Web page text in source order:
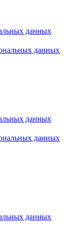
данных
данных
данных
данных
данных